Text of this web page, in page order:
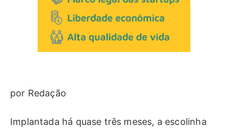
por Redação
Implantada há quase três meses, a escolinha